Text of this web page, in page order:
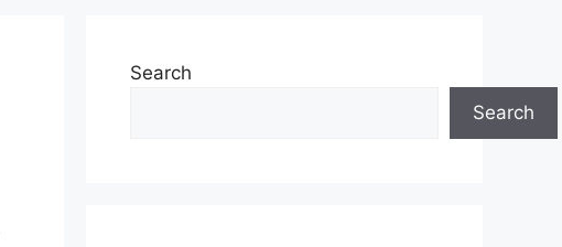
Search
Search